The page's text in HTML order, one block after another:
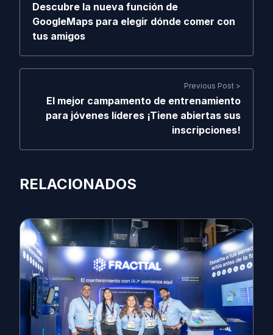
Descubre la nueva función de
GoogleMaps para elegir dónde comer con
tus amigos
Previous Post >
El mejor campamento de entrenamiento
para jóvenes líderes ¡Tiene abiertas sus
inscripciones!
RELACIONADOS